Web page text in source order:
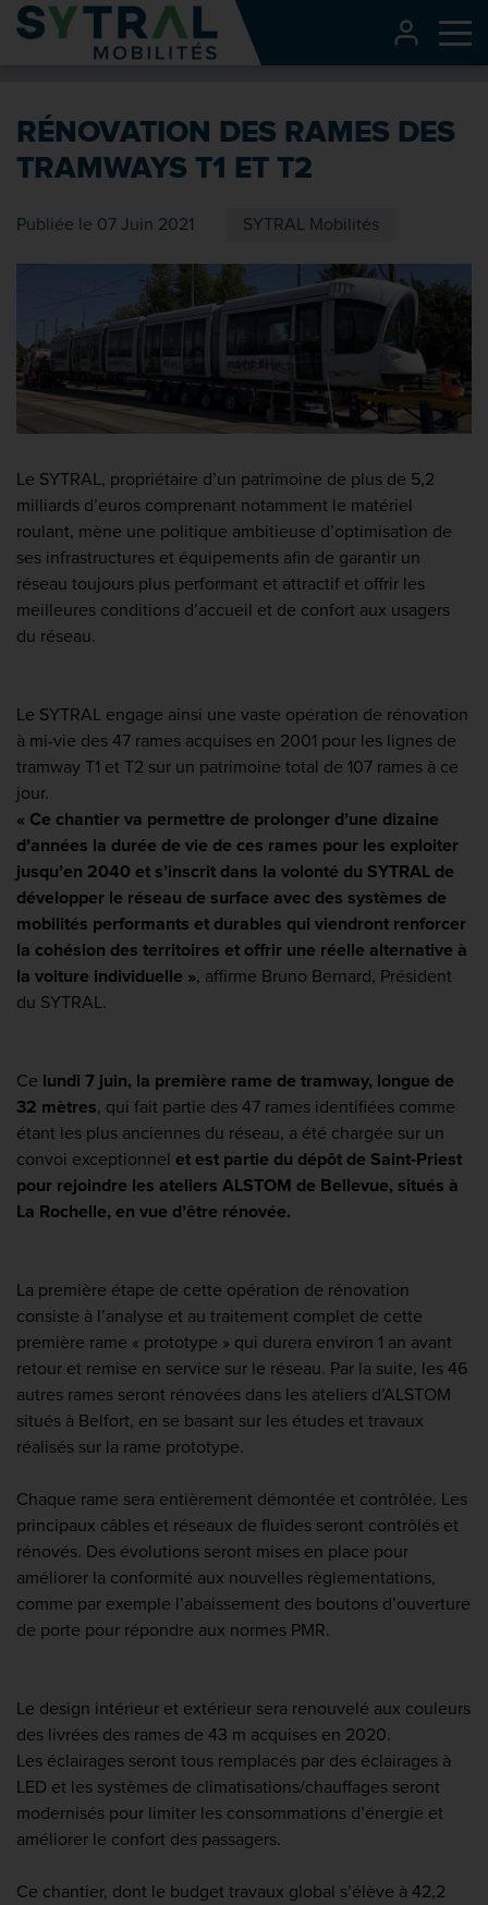
Contenu
Entête de page
Recherche
Pied de page
RÉNOVATION DES RAMES DES
TRAMWAYS T1 ET T2
Publiée le 07 Juin 2021 SYTRAL Mobilités
Le SYTRAL, propriétaire d’un patrimoine de plus de 5,2
milliards d’euros comprenant notamment le matériel
roulant, mène une politique ambitieuse d’optimisation de
ses infrastructures et équipements afin de garantir un
réseau toujours plus performant et attractif et offrir les
meilleures conditions d’accueil et de confort aux usagers
du réseau.
Le SYTRAL engage ainsi une vaste opération de rénovation
à mi-vie des 47 rames acquises en 2001 pour les lignes de
tramway T1 et T2 sur un patrimoine total de 107 rames à ce
jour.
« Ce chantier va permettre de prolonger d’une dizaine
d’années la durée de vie de ces rames pour les exploiter
jusqu’en 2040 et s’inscrit dans la volonté du SYTRAL de
développer le réseau de surface avec des systèmes de
mobilités performants et durables qui viendront renforcer
la cohésion des territoires et offrir une réelle alternative à
la voiture individuelle », affirme Bruno Bernard, Président
du SYTRAL.
Ce lundi 7 juin, la première rame de tramway, longue de
32 mètres, qui fait partie des 47 rames identifiées comme
étant les plus anciennes du réseau, a été chargée sur un
convoi exceptionnel et est partie du dépôt de Saint-Priest
pour rejoindre les ateliers ALSTOM de Bellevue, situés à
La Rochelle, en vue d’être rénovée.
La première étape de cette opération de rénovation
consiste à l’analyse et au traitement complet de cette
première rame « prototype » qui durera environ 1 an avant
retour et remise en service sur le réseau. Par la suite, les 46
autres rames seront rénovées dans les ateliers d’ALSTOM
situés à Belfort, en se basant sur les études et travaux
réalisés sur la rame prototype.
Chaque rame sera entièrement démontée et contrôlée. Les
principaux câbles et réseaux de fluides seront contrôlés et
rénovés. Des évolutions seront mises en place pour
améliorer la conformité aux nouvelles règlementations,
comme par exemple l’abaissement des boutons d’ouverture
de porte pour répondre aux normes PMR.
Le design intérieur et extérieur sera renouvelé aux couleurs
des livrées des rames de 43 m acquises en 2020.
Les éclairages seront tous remplacés par des éclairages à
LED et les systèmes de climatisations/chauffages seront
modernisés pour limiter les consommations d’énergie et
améliorer le confort des passagers.
Ce chantier, dont le budget travaux global s’élève à 42,2